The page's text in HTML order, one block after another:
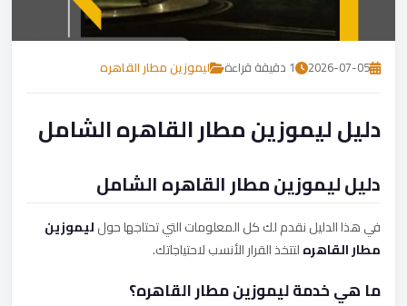
2026-07-05 1 دقيقة قراءة ليموزين مطار القاهره
دليل ليموزين مطار القاهره الشامل
دليل ليموزين مطار القاهره الشامل
في هذا الدليل نقدم لك كل المعلومات التي تحتاجها حولليموزين
مطار القاهرهلتتخذ القرار الأنسب لاحتياجاتك.
ما هي خدمة ليموزين مطار القاهره؟